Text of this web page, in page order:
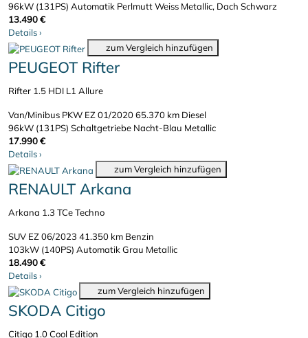
96kW (131PS) Automatik Perlmutt Weiss Metallic, Dach Schwarz
13.490 €
Details›
zum Vergleich hinzufügen
PEUGEOT Rifter
Rifter 1.5 HDI L1 Allure
Van/Minibus PKW EZ 01/202065.370 km Diesel
96kW (131PS) Schaltgetriebe Nacht-Blau Metallic
17.990 €
Details›
zum Vergleich hinzufügen
RENAULT Arkana
Arkana 1.3 TCe Techno
SUV EZ 06/2023 41.350 km Benzin
103kW (140PS) AutomatikGrau Metallic
18.490 €
Details›
zum Vergleich hinzufügen
SKODA Citigo
Citigo 1.0 Cool Edition